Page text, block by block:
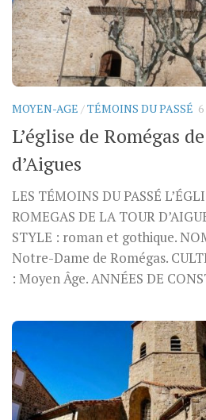
MOYEN-AGE /TÉMOINS DU PASSÉ
L’église de Romégas
d’Aigues
LES TÉMOINS DU PASSÉ
ROMEGAS DE LA TOUR
STYLE : roman et gothique.
Notre-Dame de Romégas.
: Moyen Âge. ANNÉES DE